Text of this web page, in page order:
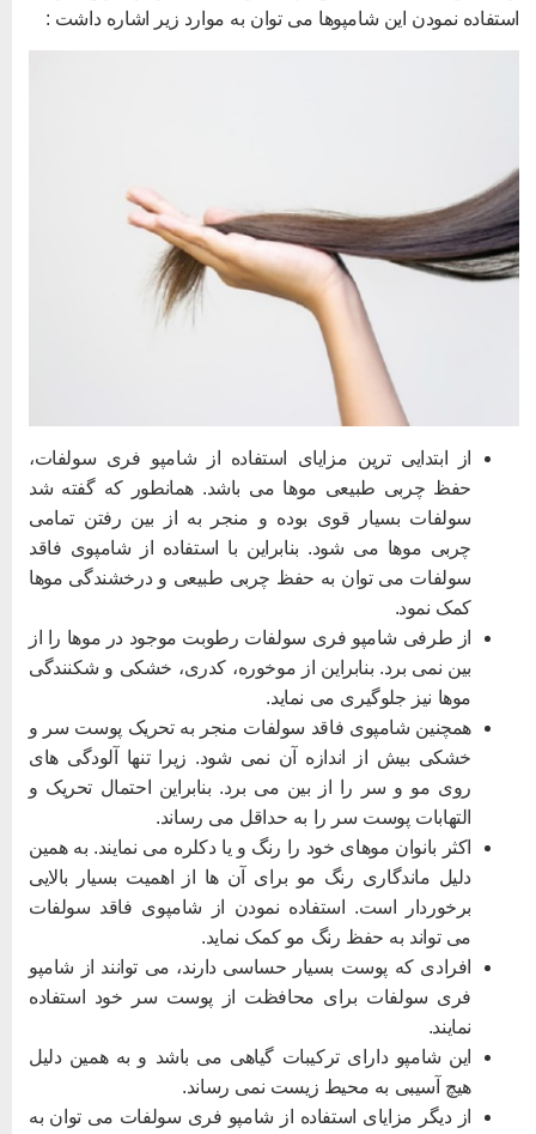
نمودن این شامپوها می توان به موارد زیر اشاره داشت :
از ابتدایی ترین مزایای استفاده از شامپو فری سولفات،
حفظ چربی طبیعی موها می باشد. همانطور که گفته شد
سولفات بسیار قوی بوده و منجر به از بین رفتن تمامی
چربی موها می شود. بنابراین با استفاده از شامپوی فاقد
سولفات می توان به حفظ چربی طبیعی و درخشندگی موها
کمک نمود.
از طرفی شامپو فری سولفات رطوبت موجود در موها را از
بین نمی برد. بنابراین از موخوره، کدری، خشکی و شکنندگی
موها نیز جلوگیری می نماید.
همچنین شامپوی فاقد سولفات منجر به تحریک پوست سر و
خشکی بیش از اندازه آن نمی شود. زیرا تنها آلودگی های
روی مو و سر را از بین می برد. بنابراین احتمال تحریک و
التهابات پوست سر را به حداقل می رساند.
اکثر بانوان موهای خود را رنگ و یا دکلره می نمایند. به همین
دلیل ماندگاری رنگ مو برای آن ها از اهمیت بسیار بالایی
برخوردار است. استفاده نمودن از شامپوی فاقد سولفات
می تواند به حفظ رنگ مو کمک نماید.
افرادی که پوست بسیار حساسی دارند، می توانند از شامپو
فری سولفات برای محافظت از پوست سر خود استفاده
نمایند.
این شامپو دارای ترکیبات گیاهی می باشد و به همین دلیل
هیچ آسیبی به محیط زیست نمی رساند.
از دیگر مزایای استفاده از شامپو فری سولفات می توان به